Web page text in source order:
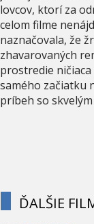
lovcov, ktorí za
celom filme
naznačovala, že
zhavarovaných
prostredie
samého začiatku
príbeh so
ĎALŠIE